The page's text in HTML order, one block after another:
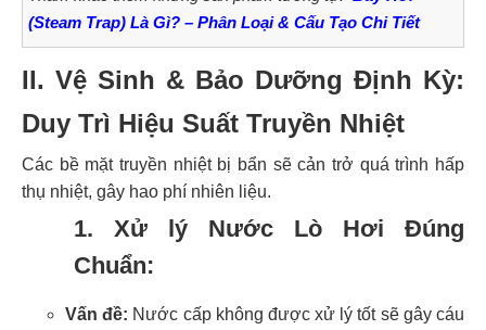
(Steam Trap) Là Gì? – Phân Loại & Cấu Tạo Chi Tiết
II. Vệ Sinh & Bảo Dưỡng Định Kỳ:
Duy Trì Hiệu Suất Truyền Nhiệt
Các bề mặt truyền nhiệt bị bẩn sẽ cản trở quá trình hấp
thụ nhiệt, gây hao phí nhiên liệu.
1. Xử lý Nước Lò Hơi Đúng
Chuẩn:
Vấn đề: Nước cấp không được xử lý tốt sẽ gây cáu